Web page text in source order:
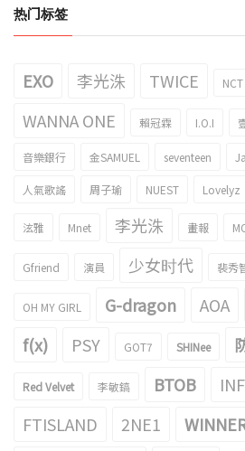
热门标签
EXO 李光洙 TWICE NCT
WANNA ONE 賴冠霖 I.O.I
音樂銀行 金SAMUEL seventeen
人氣歌謠 周子瑜 NUEST Lovelyz
泫雅 Mnet 李光洙 畫報
Gfriend 演員 少女时代 裴秀
OH MY GIRL G-dragon AOA
f(x) PSY GOT7 SHINee
Red Velvet 李敏鎬 BTOB
FTISLAND
2NE1